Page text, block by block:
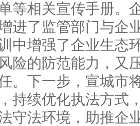
等相关宣传手册。
进了监管部门与企
中增强了企业生态
险的防范能力，又
。下一步，宣城市
持续优化执法方式
守法环境，助推企